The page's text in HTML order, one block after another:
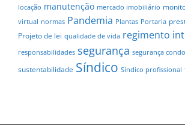
locação manutenção mercado imobiliário
virtual normas Pandemia Plantas Portaria
Projeto de lei qualidade de vida regimento
responsabilidades segurança segurança
sustentabilidade Síndico Síndico profissional